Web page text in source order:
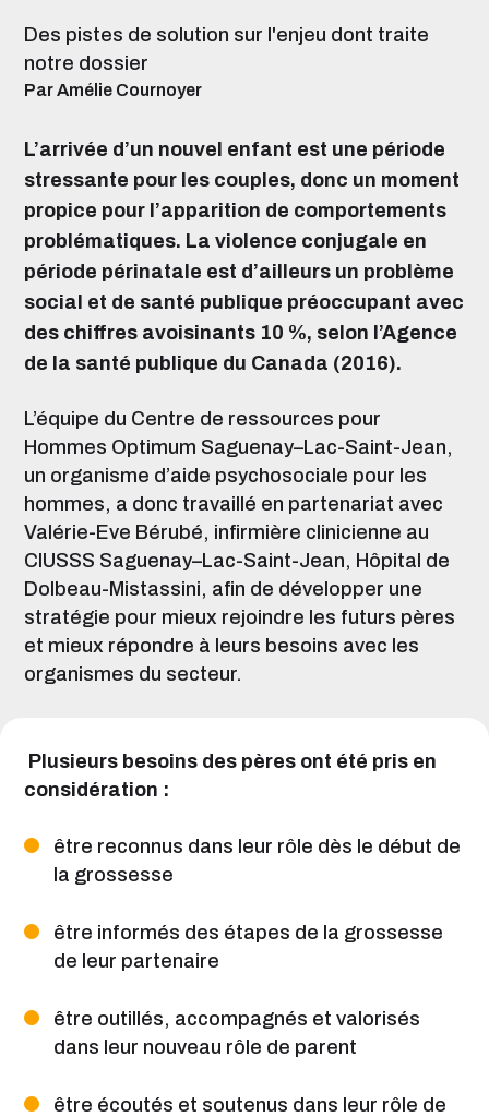
Des pistes de solution sur l'enjeu dont traite
notre dossier
Par Amélie Cournoyer
L’arrivée d’un nouvel enfant est une période
stressante pour les couples, donc un moment
propice pour l’apparition de comportements
problématiques. La violence conjugale en
période périnatale est d’ailleurs un problème
social et de santé publique préoccupant avec
des chiffres avoisinants 10 %, selon l’Agence
de la santé publique du Canada (2016).
L’équipe du Centre de ressources pour
Hommes Optimum Saguenay–Lac-Saint-Jean,
un organisme d’aide psychosociale pour les
hommes, a donc travaillé en partenariat avec
Valérie-Eve Bérubé, infirmière clinicienne au
CIUSSS Saguenay–Lac-Saint-Jean, Hôpital de
Dolbeau-Mistassini, afin de développer une
stratégie pour mieux rejoindre les futurs pères
et mieux répondre à leurs besoins avec les
organismes du secteur.
Plusieurs besoins des pères ont été pris en
considération :
être reconnus dans leur rôle dès le début de
la grossesse
être informés des étapes de la grossesse
de leur partenaire
être outillés, accompagnés et valorisés
dans leur nouveau rôle de parent
être écoutés et soutenus dans leur rôle de